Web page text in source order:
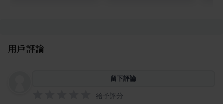
用戶評論
留下評論
給予評分